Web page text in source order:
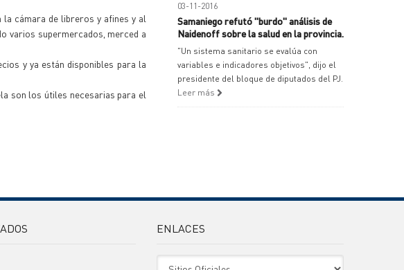
cámara de libreros y afines y al
varios supermercados, merced a
y ya están disponibles para la
son los útiles necesarias para el
03-11-2016
Samaniego refutó "burdo" análisis de
Naidenoff sobre la salud en la provincia.
"Un sistema sanitario se evalúa con
variables e indicadores objetivos", dijo el
presidente del bloque de diputados del PJ.
Leer más
ENLACES